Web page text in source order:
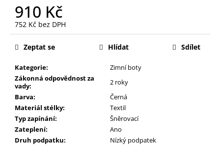
910 Kč
752 Kč bez DPH
Měrná
Kategorie:
Zimní boty
Zákonná odpovědnost za
vady:
2 roky
Barva:
Černá
Materiál stélky:
Textil
Typ zapínání:
Šněrovací
Zateplení:
Ano
Druh podpatku:
Nízký podpatek
Zeptat se Hlídat Sdílet